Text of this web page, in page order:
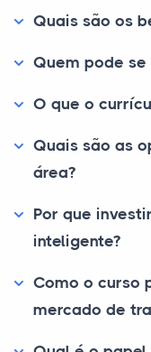
Quais são os
Quem pode
O que o
Quais são as
área?
Por que
inteligente?
Como o curso
mercado de